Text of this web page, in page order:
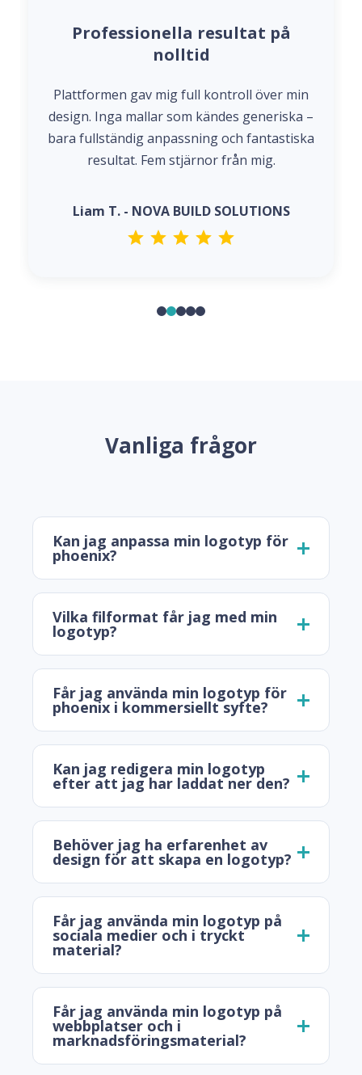
Professionella resultat på
nolltid
Plattformen gav mig full kontroll över min
design. Inga mallar som kändes generiska –
bara fullständig anpassning och fantastiska
resultat. Fem stjärnor från mig.
Liam T. - NOVA BUILD SOLUTIONS
Vanliga frågor
Kan jag anpassa min logotyp för
phoenix?
Vilka filformat får jag med min
logotyp?
Får jag använda min logotyp för
phoenix i kommersiellt syfte?
Kan jag redigera min logotyp
efter att jag har laddat ner den?
Behöver jag ha erfarenhet av
design för att skapa en logotyp?
Får jag använda min logotyp på
sociala medier och i tryckt
material?
Får jag använda min logotyp på
webbplatser och i
marknadsföringsmaterial?